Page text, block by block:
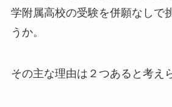
学附属高校の受験を併願なしで
うか。
その主な理由は２つあると考え